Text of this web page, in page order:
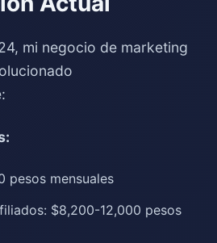
mi negocio de marketing
pesos mensuales
$8,200-12,000 pesos